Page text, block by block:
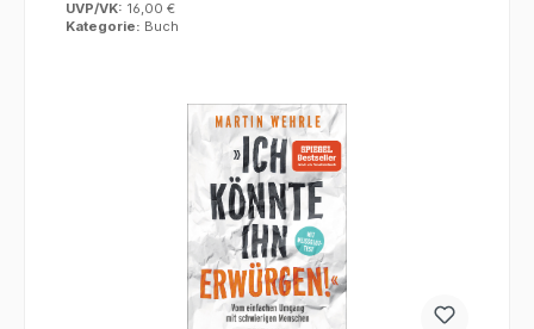
UVP/VK: 16,00 €
Kategorie: Buch